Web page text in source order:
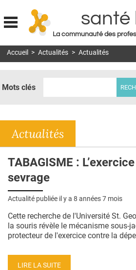
Jump to
santé
La communauté des
MON COMPTE
DOSSIERS
RÉSEAUX
E-REVUE SAD
QUI SOMMES-NOUS ?
CONDITIONS GÉNÉRALES
Accueil > Actualités > Actualités
Mots clés
Actualités
TABAGISME :
sevrage
Actualité publiée il y a 8 années 7 mois
Cette recherche de l'Université St.
la souris révèle le mécanisme sous-
protecteur de l'exercice contre la
LIRE LA SUITE